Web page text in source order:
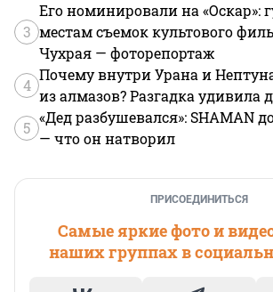
3
Его номинировали на «Оскар»:
местам съемок культового
Чухрая — фоторепортаж
4
Почему внутри Урана и
из алмазов? Разгадка удивила
5
«Дед разбушевался»: SHAMAN
— что он натворил
ПРИСОЕДИНИТЬСЯ
Самые яркие фото и
наших группах в